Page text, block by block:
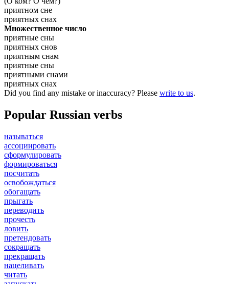
приятном сне
приятных снах
Множественное число
приятные сны
приятных снов
приятным снам
приятные сны
приятными снами
приятных снах
Did you find any mistake or inaccuracy? Please write to us.
Popular Russian verbs
называться
ассоциировать
сформулировать
формироваться
посчитать
освобождаться
обогащать
прыгать
переводить
прочесть
ловить
претендовать
сокращать
прекращать
нацеливать
читать